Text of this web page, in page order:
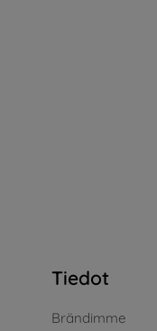
Tiedot
Brändimme